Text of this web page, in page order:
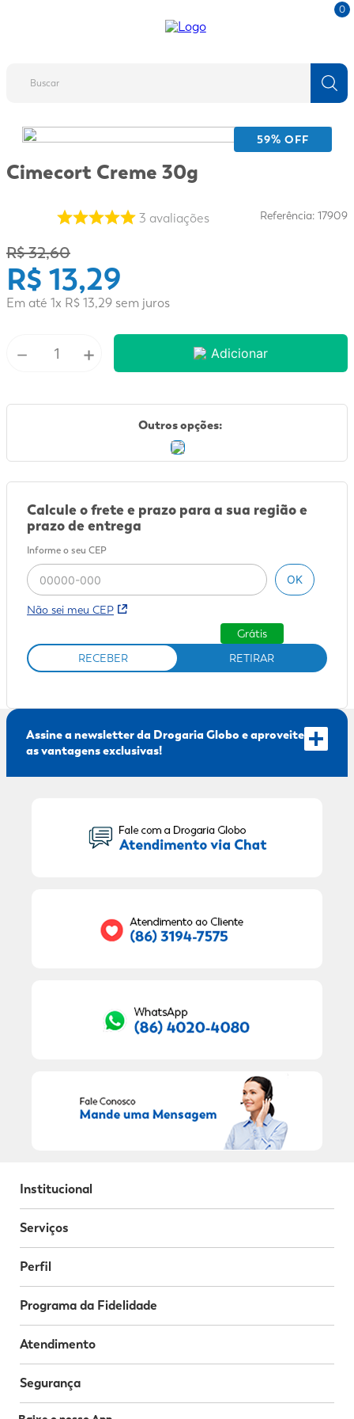
0
59% OFF
Cimecort Creme 30g
3 avaliações Referência: 17909
R$32,60
R$ 13,29
Em até 1x R$13,29 sem juros
－ + Adicionar
Outros opções:
Calcule o frete e prazo para a sua região e
prazo de entrega
Informe o seu CEP
OK
Não sei meu CEP
RECEBER RETIRAR
Grátis
Assine a newsletter da Drogaria Globo e aproveite
as vantagens exclusivas!
Institucional
Serviços
Perfil
Programa da Fidelidade
Atendimento
Segurança
3º
desodorante
5º
dove
6º
adeforte turbo
8º
10º shampoo